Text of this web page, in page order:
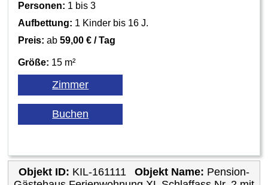
Personen: 1 bis 3
Aufbettung: 1 Kinder bis 16 J.
Preis: ab59,00 € / Tag
Größe: 15 m²
Objekt ID: KIL-161111 Objekt Name: Pension-